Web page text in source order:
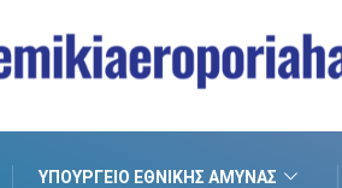
ΥΠΟΥΡΓΕΊΟ ΕΘΝΙΚΉΣ ΆΜΥΝΑΣ